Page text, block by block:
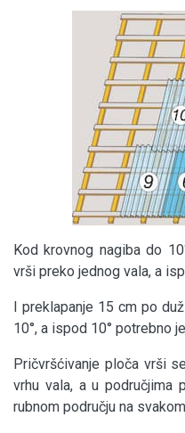
Kod krovnog nagiba do
vrši preko jednog vala, a
I preklapanje 15 cm po
10°, a ispod 10° potrebno
Pričvršćivanje ploča vrši
vrhu vala, a u područjima
rubnom području na